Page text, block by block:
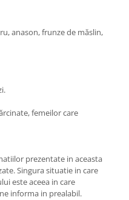
anason, frunze de măslin,
femeilor care
prezentate in aceasta
Singura situatie in care
este aceea in care
informa in prealabil.